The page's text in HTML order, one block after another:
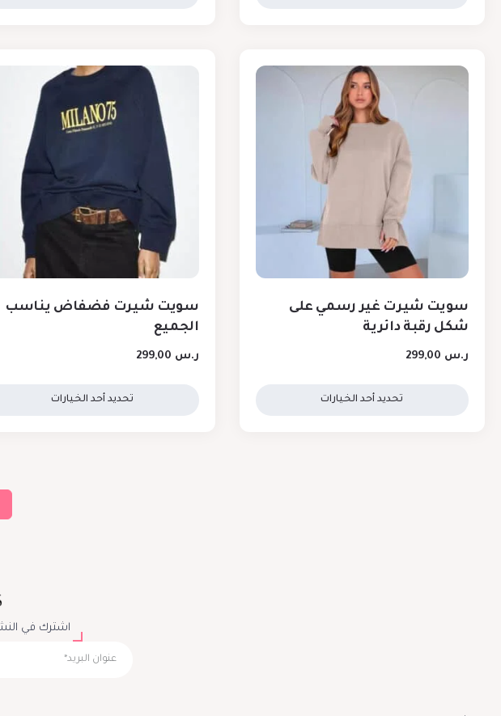
سويت شيرت غير رسمي على
شكل رقبة دائرية
ر.س
تحديد أحد الخيارات
سويت شيرت فضفاض يناسب
الجميع
ر.س
تحديد أحد الخيارات
اشترك في